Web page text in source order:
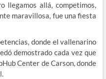
llegamos allá, competimos,
maravillosa, fue una fiesta
donde el vallenarino
demostrado cada vez que
Center de Carson, donde